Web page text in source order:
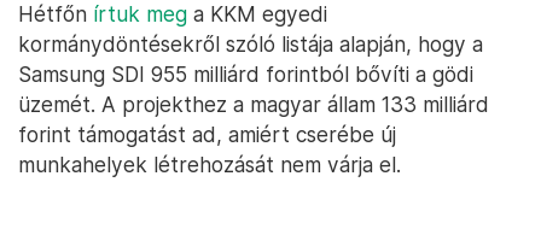
Hétfőn írtuk meg a KKM egyedi
kormánydöntésekről szóló listája alapján, hogy a
Samsung SDI 955 milliárd forintból bővíti a gödi
üzemét. A projekthez a magyar állam 133 milliárd
forint támogatást ad, amiért cserébe új
munkahelyek létrehozását nem várja el.